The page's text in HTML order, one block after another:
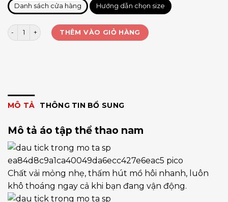
Danh sách cửa hàng Hướng dẫn chọn size
Áo nam YOLO logo nổi 3D 7 màu vải xuất số lượng
THÊM VÀO GIỎ HÀNG
MÔ TẢ THÔNG TIN BỔ SUNG
Mô tả áo tập thể thao nam
Chất vải mỏng nhẹ, thấm hút mồ hôi nhanh, luôn
khô thoáng ngay cả khi bạn đang vận động.